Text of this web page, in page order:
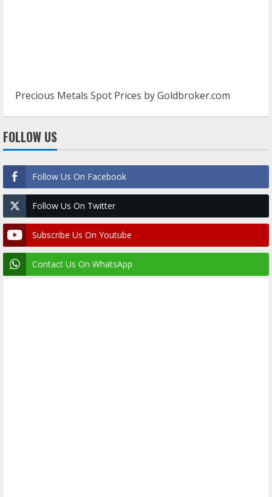
Precious Metals Spot Prices byGoldbroker.com
FOLLOW US
Follow Us On Facebook
Follow Us On Twitter
Subscribe Us On Youtube
Contact Us On WhatsApp